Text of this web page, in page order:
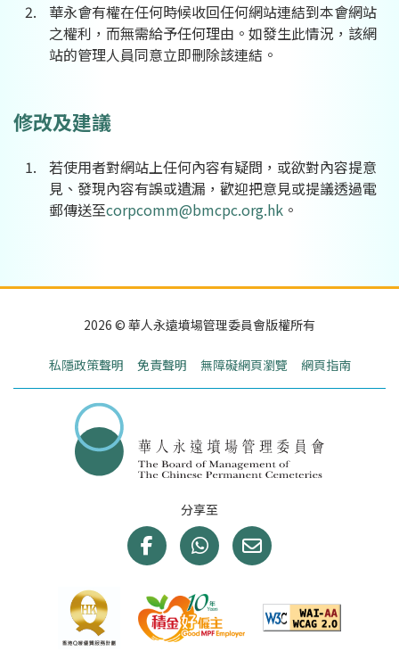
華永會有權在任何時候收回任何網站連結到本會網站
之權利，而無需給予任何理由。如發生此情況，該網
站的管理人員同意立即刪除該連結。
修改及建議
若使用者對網站上任何內容有疑問，或欲對內容提意
見、發現內容有誤或遺漏，歡迎把意見或提議透過電
郵傳送至corpcomm@bmcpc.org.hk 。
2026 © 華人永遠墳場管理委員會版權所有
私隱政策聲明 免責聲明 無障礙網頁瀏覽 網頁指南
分享至